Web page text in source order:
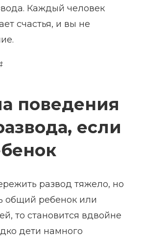
Каждый человек
счастья, и вы не
поведения
если
развод тяжело, но
общий ребенок или
то становится вдвойне
дети намного